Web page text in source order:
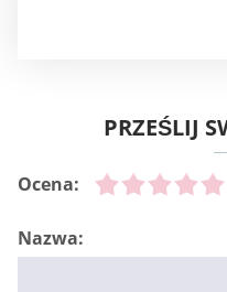
PRZEŚLIJ
Ocena:
Nazwa: